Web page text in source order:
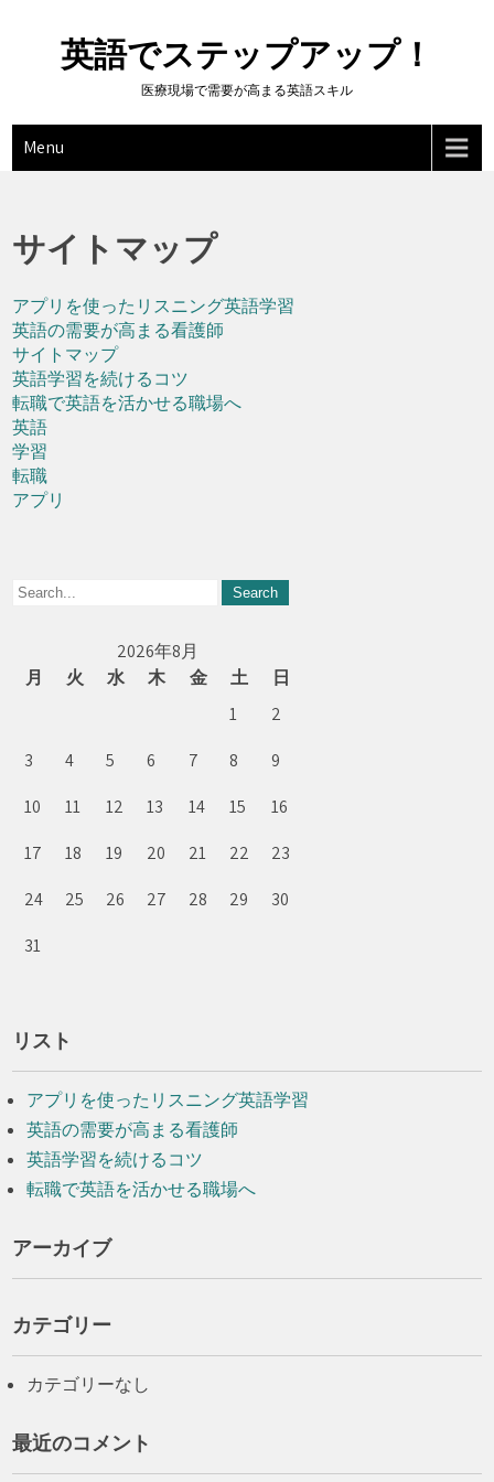
英語でステップアップ！
医療現場で需要が高まる英語スキル
Menu
サイトマップ
アプリを使ったリスニング英語学習
英語の需要が高まる看護師
サイトマップ
英語学習を続けるコツ
転職で英語を活かせる職場へ
英語
学習
転職
アプリ
2026年8月
月
火 水 木 金 土
日
1
2
3
4 5 6 7 8
9
10
11 12 13 14 15
16
17
18 19 20 21 22
23
24
25 26 27 28 29
30
31
リスト
アプリを使ったリスニング英語学習
英語の需要が高まる看護師
英語学習を続けるコツ
転職で英語を活かせる職場へ
アーカイブ
カテゴリー
カテゴリーなし
最近のコメント